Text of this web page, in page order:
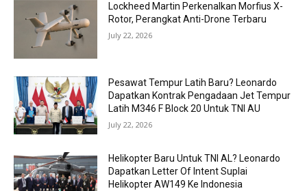
Lockheed Martin Perkenalkan Morfius X-
Rotor, Perangkat Anti-Drone Terbaru
July 22, 2026
Pesawat Tempur Latih Baru? Leonardo
Dapatkan Kontrak Pengadaan Jet Tempur
Latih M346 F Block 20 Untuk TNI AU
July 22, 2026
Helikopter Baru Untuk TNI AL? Leonardo
Dapatkan Letter Of Intent Suplai
Helikopter AW149 Ke Indonesia